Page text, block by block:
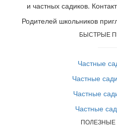
и частных садиков.
Родителей школьников
БЫСТРЫЕ
Частные
Частные
Частные
Частные
ПОЛЕЗНЫЕ